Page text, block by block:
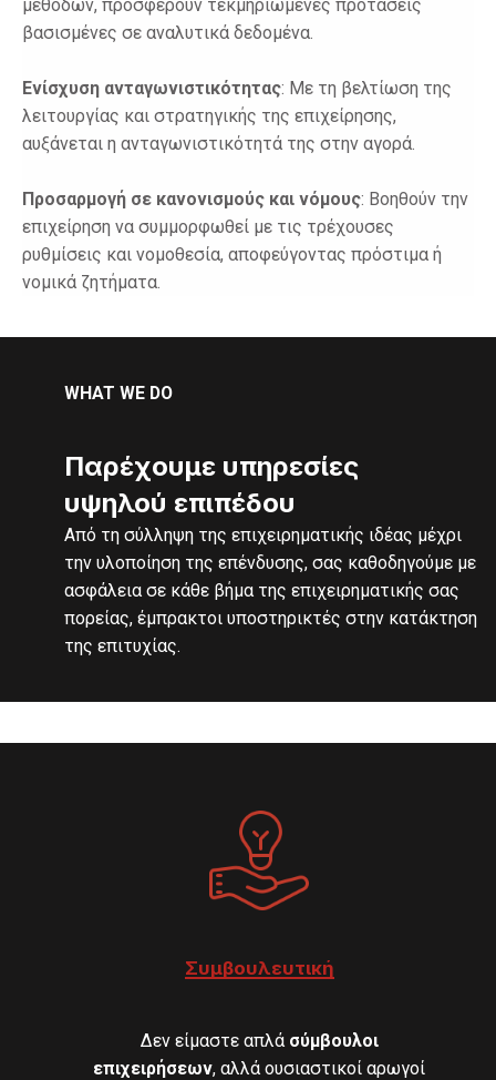
μεθόδων, προσφέρουν τεκμηριωμένες προτάσεις
βασισμένες σε αναλυτικά δεδομένα.
Ενίσχυση ανταγωνιστικότητας: Με τη βελτίωση της
λειτουργίας και στρατηγικής της επιχείρησης,
αυξάνεται η ανταγωνιστικότητά της στην αγορά.
Προσαρμογή σε κανονισμούς και νόμους: Βοηθούν την
επιχείρηση να συμμορφωθεί με τις τρέχουσες
ρυθμίσεις και νομοθεσία, αποφεύγοντας πρόστιμα ή
νομικά ζητήματα.
WHAT WE DO
Παρέχουμε υπηρεσίες
υψηλού επιπέδου
Από τη σύλληψη της επιχειρηματικής ιδέας μέχρι
την υλοποίηση της επένδυσης, σας καθοδηγούμε με
ασφάλεια σε κάθε βήμα της επιχειρηματικής σας
πορείας, έμπρακτοι υποστηρικτές στην κατάκτηση
της επιτυχίας.
Συμβουλευτική
Δεν είμαστε απλά σύμβουλοι
επιχειρήσεων, αλλά ουσιαστικοί αρωγοί